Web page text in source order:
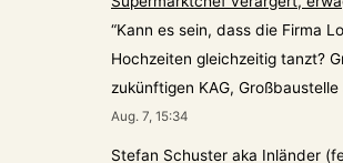
“Kann es sein, dass die Firma
Hochzeiten gleichzeitig tanzt?
zukünftigen KAG,
Aug. 7, 15:34
Stefan Schuster aka Inländer